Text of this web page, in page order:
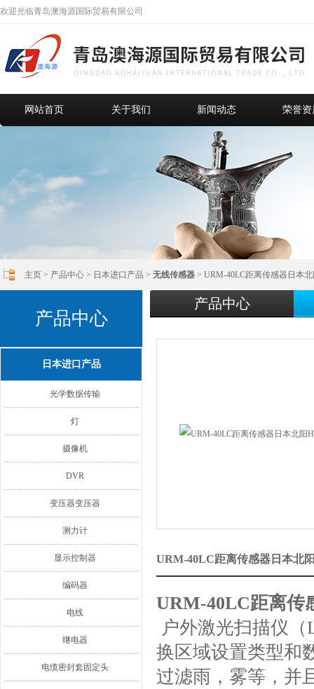
欢迎光临青岛澳海源国际贸易有限公司
网站首页 关于我们 新闻动态 荣誉资
主页 > 产品中心 > 日本进口产品 > 无线传感器 > URM-40LC距离传感器日本
产品中心
日本进口产品
光学数据传输
灯
摄像机
DVR
变压器变压器
测力计
显示控制器
编码器
电线
继电器
电缆密封套固定头
产品中心
URM-40LC距离传感器日本北
URM-40LC距离传
户外激光扫描仪（
换区域设置类型和
过滤雨，雾等，并